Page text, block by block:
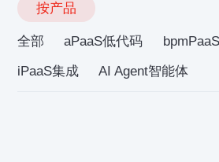
按产品
全部 aPaaS低代码
iPaaS集成
AI Agent智能体